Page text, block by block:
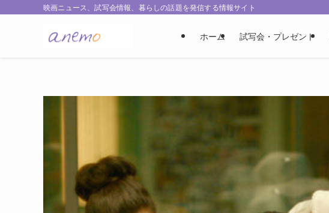
映画ニュース、試写会情報、暮らしの話題を発信する情報サイト
ホーム 試写会・プレゼント